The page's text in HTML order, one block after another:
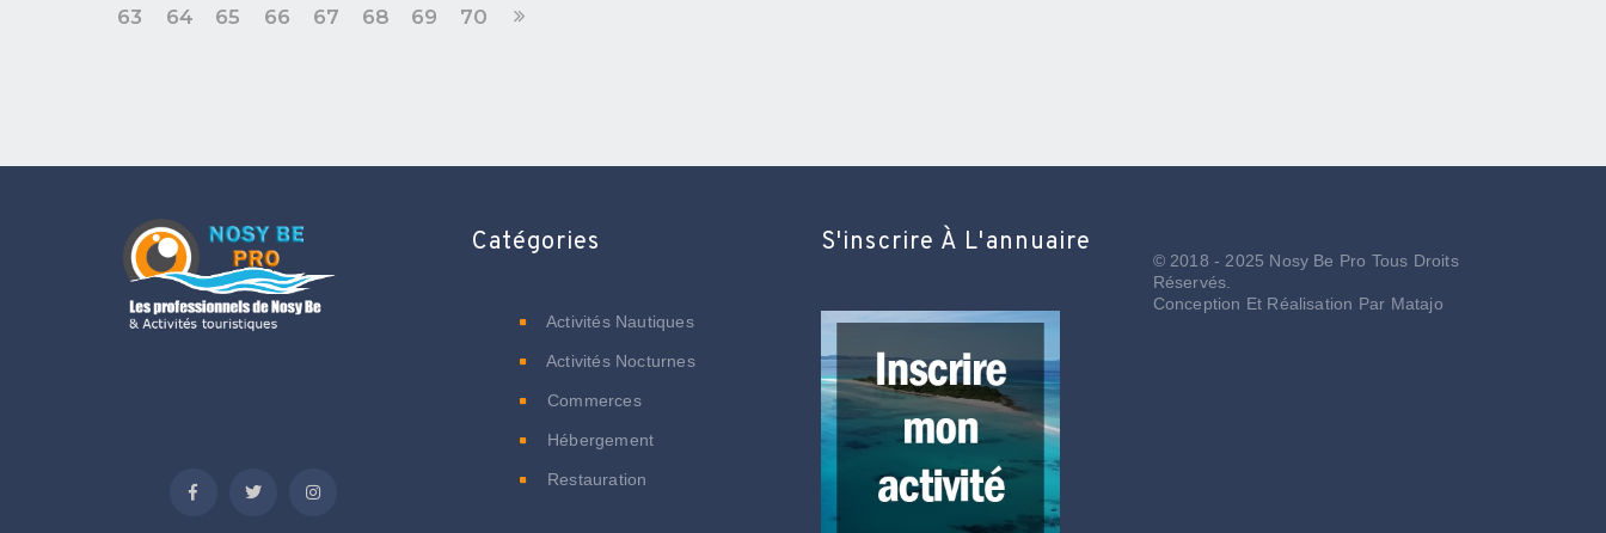
63 64 65 66 67 68 69 70
Catégories
Activités Nautiques
Activités Nocturnes
Commerces
Hébergement
Restauration
S'inscrire À L'annuaire
© 2018 - 2025 Nosy Be Pro Tous Droits
Réservés.
Conception Et Réalisation Par Matajo